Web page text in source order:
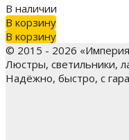
В наличии
В корзину
В корзину
© 2015 - 2026
Люстры, светильники,
Надёжно, быстро, с